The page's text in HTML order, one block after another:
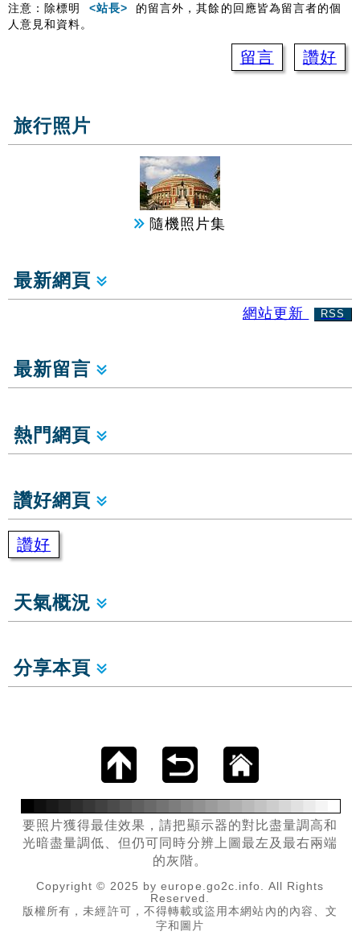
注意：除標明 <站長>
的留言外，其餘的回應皆為留言者的個
人意見和資料。
留言 讚好
旅行照片
隨機照片集
最新網頁
網站更新 RSS
最新留言
熱門網頁
讚好網頁
讚好
天氣概況
分享本頁
要照片獲得最佳效果，請把顯示器的對比盡量調高和
光暗盡量調低、但仍可同時分辨上圖最左及最右兩端
的灰階。
Copyright © 2025 by europe.go2c.info. All Rights
Reserved.
版權所有，未經許可，不得轉載或盜用本網站內的內容、文
字和圖片